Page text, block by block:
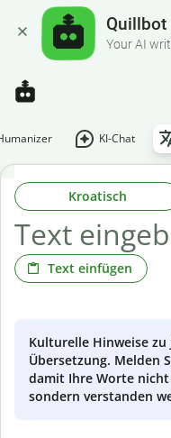
Quillbot
Your AI
KI-Chat
Kroatisch
Text einfügen
Kulturelle Hinweise zu
Übersetzung. Melden
damit Ihre Worte
sondern verstanden